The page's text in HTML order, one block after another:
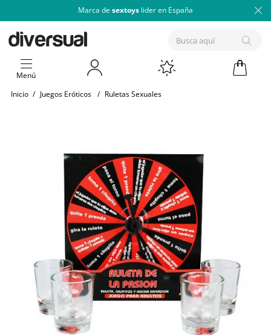
Marca de sextoys lider en España
Menú
Inicio / Juegos Eróticos / Ruletas Sexuales